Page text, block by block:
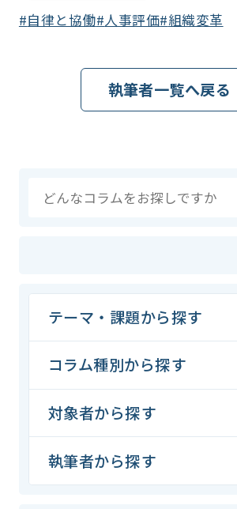
自律と協働 人事評価 組織変革
執筆者一覧へ戻る
テーマ・課題から探す
コラム種別から探す
対象者から探す
執筆者から探す